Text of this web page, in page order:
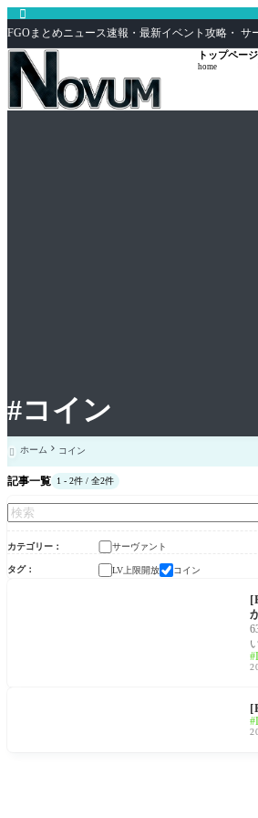
#コイン

FGOまとめニュース速報・最新イベント攻略・ サ
トップページ
home
 ホーム コイン
記事一覧 1 - 2件 / 全2件
カテゴリー サーヴァント
タグ LV上限開放 コイン